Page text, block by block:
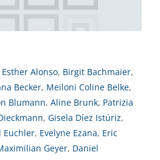
Esther Alonso, Birgit Bachmaier,
Becker, Meiloni Coline Belke,
Blumann, Aline Brunk, Patrizia
, Gisela Díez Istúriz,
Euchler, Evelyne Ezana, Eric
Geyer, Daniel